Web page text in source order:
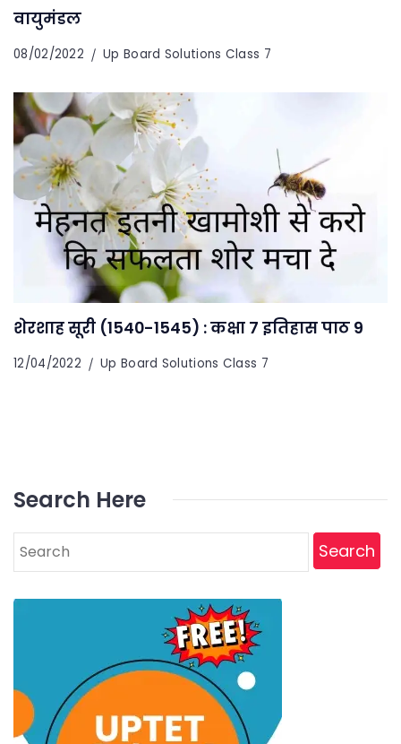
वायुमंडल
08/02/2022 Up Board Solutions Class 7
शेरशाह सूरी (1540-1545) : कक्षा 7 इतिहास पाठ 9
12/04/2022 Up Board Solutions Class 7
Search Here
Search
for: